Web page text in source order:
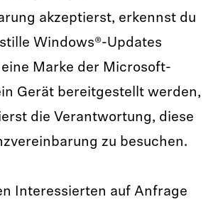
version 1.1.7 for TC Bar S and M*
version 1.0.3 for TC Bar S and M*
akzeptierst, erkennst du
Windows®-Updates
Marke der Microsoft-
Gerät bereitgestellt werden,
die Verantwortung, diese
zu besuchen.
Interessierten auf Anfrage